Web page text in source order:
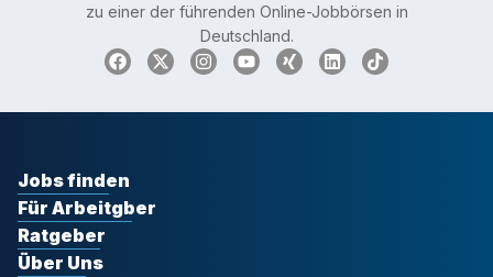
zu einer der führenden Online-Jobbörsen in
Deutschland.
Jobs finden
Für Arbeitgber
Ratgeber
Über Uns